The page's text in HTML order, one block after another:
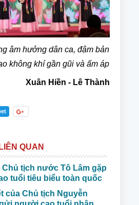
âm hưởng dân ca, đậm bản
không khí gần gũi và ấm áp
Xuân Hiền - Lê Thành
QUAN
tịch nước Tô Lâm gặp
tuổi tiêu biểu toàn quốc
của Chủ tịch Nguyễn